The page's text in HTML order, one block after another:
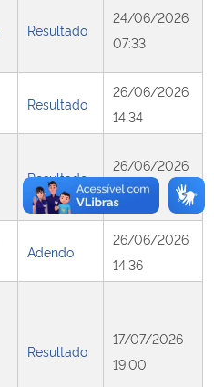
Resultado
24/06/2026
07:33
Resultado
26/06/2026
14:34
Resultado
26/06/2026
14:36
Adendo
26/06/2026
14:36
Resultado
17/07/2026
19:00